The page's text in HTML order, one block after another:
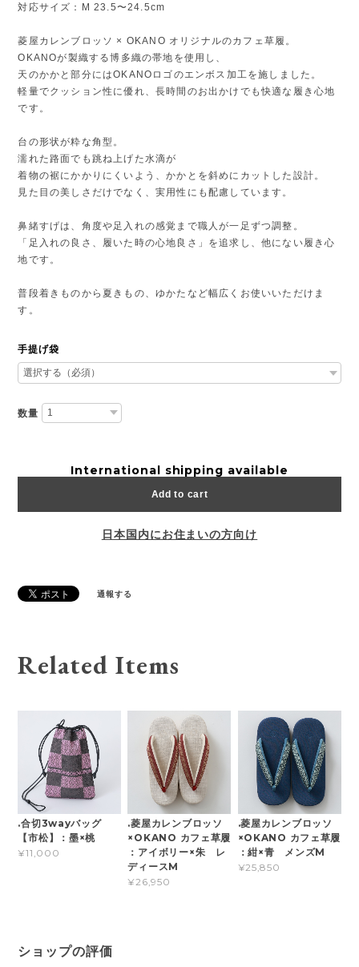
対応サイズ：M 23.5〜24.5cm
菱屋カレンブロッソ × OKANO オリジナルのカフェ草履。
OKANOが製織する博多織の帯地を使用し、
天のかかと部分にはOKANOロゴのエンボス加工を施しました。
軽量でクッション性に優れ、長時間のお出かけでも快適な履き心地
です。
台の形状が粋な角型。
濡れた路面でも跳ね上げた水滴が
着物の裾にかかりにくいよう、かかとを斜めにカットした設計。
見た目の美しさだけでなく、実用性にも配慮しています。
鼻緒すげは、角度や足入れの感覚まで職人が一足ずつ調整。
「足入れの良さ、履いた時の心地良さ」を追求し、他にない履き心
地です。
普段着きものから夏きもの、ゆかたなど幅広くお使いいただけま
す。
手提げ袋
数量
International shipping available
Add to cart
日本国内にお住まいの方向け
通報する
Related Items
.合切3wayバッグ
【市松】：墨×桃
¥11,000
.菱屋カレンブロッソ
×OKANO カフェ草履
：アイボリー×朱 レ
ディースM
¥26,950
.菱屋カレンブロッソ
×OKANO カフェ草履
：紺×青 メンズM
¥25,850
ショップの評価